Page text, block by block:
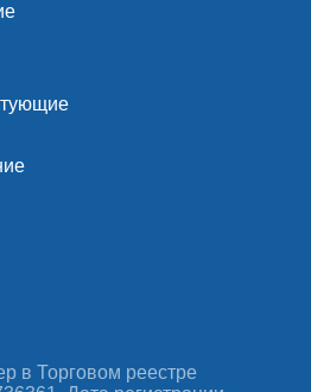
в Торговом реестре